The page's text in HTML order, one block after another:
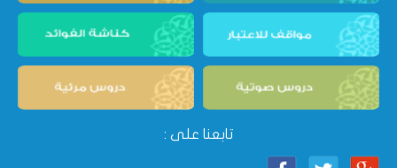
تابعنا على :